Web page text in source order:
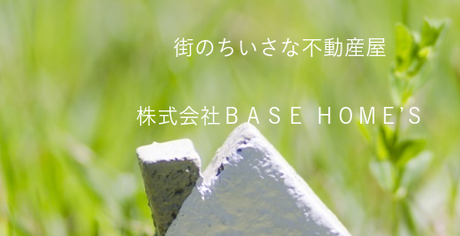
街のちいさな不動産屋
株式会社ＢＡＳＥ ＨＯＭＥ’Ｓ